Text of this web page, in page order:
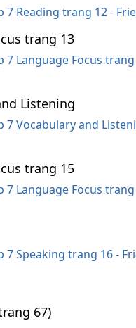
7 Reading trang 12 -
trang 13
7 Language Focus
Listening
7 Vocabulary and
trang 15
7 Language Focus
7 Speaking trang 16 -
67)